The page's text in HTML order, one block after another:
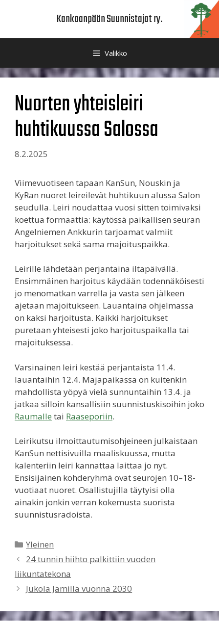
Kankaanpään Suunnistajat ry.
Valikko
Nuorten yhteisleiri
huhtikuussa Salossa
8.2.2025
Viimevuotiseen tapaan KanSun, Nouskin ja
KyRan nuoret leireilevät huhtikuun alussa Salon
seudulla. Leiri noudattaa vuosi sitten toimivaksi
koettua formaattia: käytössä paikallisen seuran
Angelniemen Ankkurin tarjoamat valmiit
harjoitukset sekä sama majoituspaikka.
Leirille lähdetään perjantaina iltapäivällä.
Ensimmäinen harjoitus käydään todennäköisesti
jo menomatkan varrella ja vasta sen jälkeen
ajetaan majoitukseen. Lauantaina ohjelmassa
on kaksi harjoitusta. Kaikki harjoitukset
puretaan yhteisesti joko harjoituspaikalla tai
majoituksessa.
Varsinainen leiri kestää perjantaista 11.4.
lauantaihin 12.4. Majapaikassa on kuitenkin
mahdollista yöpyä vielä sunnuntaihin 13.4. ja
jatkaa silloin kansallisiin suunnistuskisoihin joko
Raumalle tai Raaseporiin.
Leirikutsu ilmoittautumisohjeineen julkaistaan
KanSun nettisivuilla maaliskuussa, mutta
kalenteriin leiri kannattaa laittaa jo nyt.
Ensisijainen kohderyhmä ovat seurojen 10–18-
vuotiaat nuoret. Osallistujilla täytyisi olla
ainakin jonkin verran kokemusta suorista
suunnistusradoista.
Kategoriat
Yleinen
24 tunnin hiihto palkittiin vuoden
liikuntatekona
Jukola Jämillä vuonna 2030